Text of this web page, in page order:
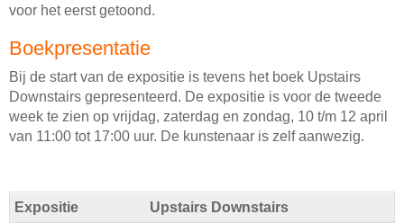
voor het eerst getoond.
Boekpresentatie
Bij de start van de expositie is tevens het boek Upstairs
Downstairs gepresenteerd. De expositie is voor de tweede
week te zien op vrijdag, zaterdag en zondag, 10 t/m 12 april
van 11:00 tot 17:00 uur. De kunstenaar is zelf aanwezig.
Expositie
Upstairs Downstairs